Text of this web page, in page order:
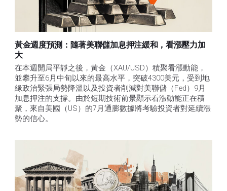
黃金週度預測：隨著美聯儲加息押注緩和，看漲壓力加
大
在本週開局平靜之後，黃金（XAU/USD）積聚看漲動能，
並攀升至6月中旬以來的最高水平，突破4300美元，受到地
緣政治緊張局勢降溫以及投資者削減對美聯儲（Fed）9月
加息押注的支撐。由於短期技術前景顯示看漲動能正在積
聚，來自美國（US）的7月通膨數據將考驗投資者對延續漲
勢的信心。